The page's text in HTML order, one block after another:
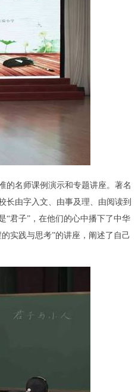
名师课例演示和专题讲座。著名
长由字入文、由事及理、由阅读到
“君子”，在他们的心中播下了中华
实践与思考”的讲座，阐述了自己